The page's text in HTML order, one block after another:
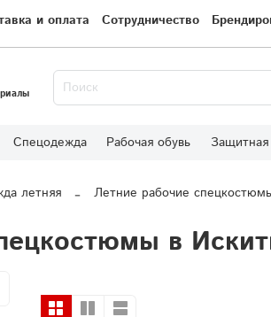
и оплата Сотрудничество
Спецодежда Рабочая обувь
летняя Летние рабочие
в